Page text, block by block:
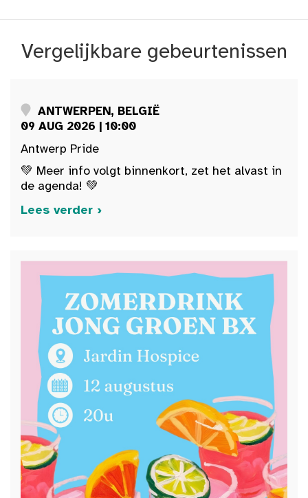
Vergelijkbare gebeurtenissen
ANTWERPEN, BELGIË
09 AUG 2026 | 10:00
Antwerp Pride
💚 Meer info volgt binnenkort, zet het alvast in
de agenda! 💚
Lees verder ›